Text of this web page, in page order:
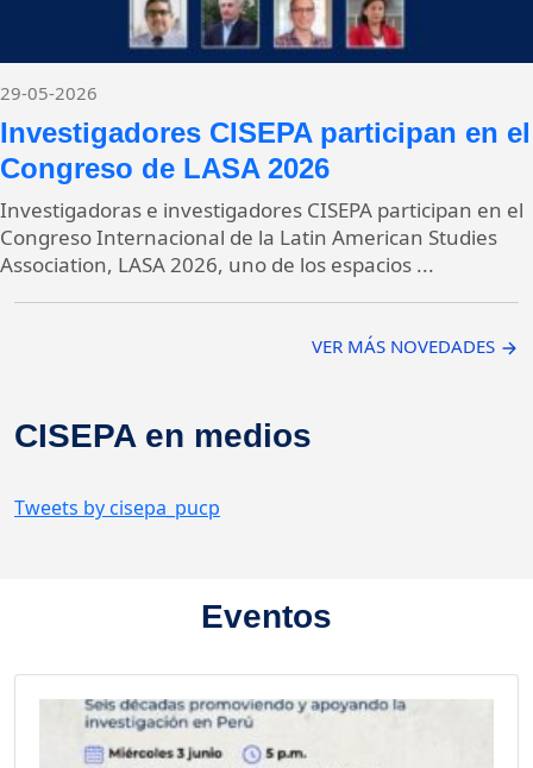
29-05-2026
Investigadores CISEPA participan en el
Congreso de LASA 2026
Investigadoras e investigadores CISEPA participan en el
Congreso Internacional de la Latin American Studies
Association, LASA 2026, uno de los espacios ...
VER MÁS NOVEDADES
CISEPA en medios
Tweets by cisepa_pucp
Eventos